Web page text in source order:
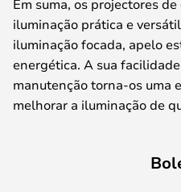
iluminação prática e
iluminação focada, apelo
energética. A sua
manutenção torna-os uma
melhorar a iluminação de